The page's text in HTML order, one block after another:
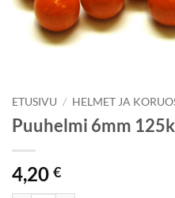
ETUSIVU / HELMET JA
Puuhelmi 6mm
4,20 €